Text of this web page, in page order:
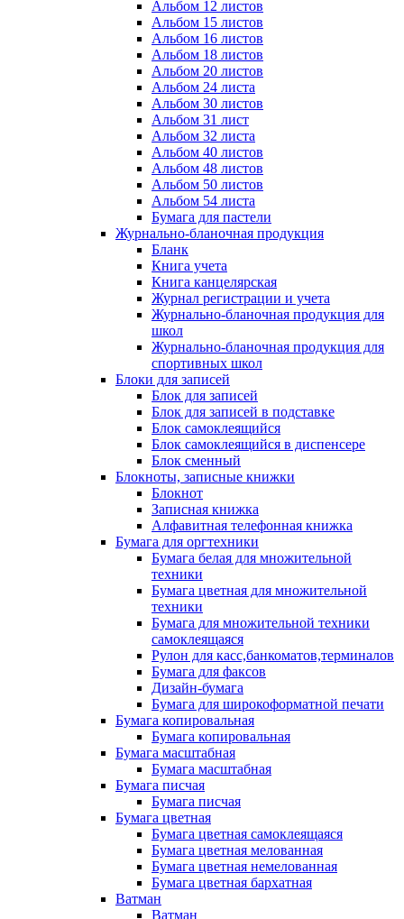
Альбом 12 листов
Альбом 15 листов
Альбом 16 листов
Альбом 18 листов
Альбом 20 листов
Альбом 24 листа
Альбом 30 листов
Альбом 31 лист
Альбом 32 листа
Альбом 40 листов
Альбом 48 листов
Альбом 50 листов
Альбом 54 листа
Бумага для пастели
Журнально-бланочная продукция
Бланк
Книга учета
Книга канцелярская
Журнал регистрации и учета
Журнально-бланочная продукция для
школ
Журнально-бланочная продукция для
спортивных школ
Блоки для записей
Блок для записей
Блок для записей в подставке
Блок самоклеящийся
Блок самоклеящийся в диспенсере
Блок сменный
Блокноты, записные книжки
Блокнот
Записная книжка
Алфавитная телефонная книжка
Бумага для оргтехники
Бумага белая для множительной
техники
Бумага цветная для множительной
техники
Бумага для множительной техники
самоклеящаяся
Рулон для касс,банкоматов,терминалов
Бумага для факсов
Дизайн-бумага
Бумага для широкоформатной печати
Бумага копировальная
Бумага копировальная
Бумага масштабная
Бумага масштабная
Бумага писчая
Бумага писчая
Бумага цветная
Бумага цветная самоклеящаяся
Бумага цветная мелованная
Бумага цветная немелованная
Бумага цветная бархатная
Ватман
Ватман